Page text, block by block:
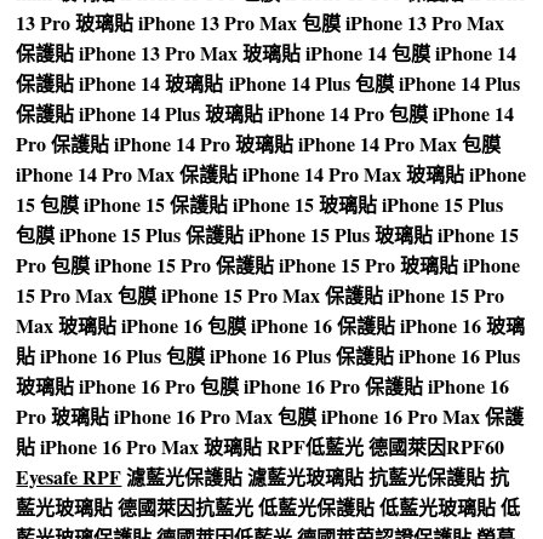
13 Pro 玻璃貼iPhone 13 Pro Max 包膜iPhone 13 Pro Max
保護貼iPhone 13 Pro Max 玻璃貼iPhone 14 包膜iPhone 14
保護貼iPhone 14 玻璃貼iPhone 14 Plus 包膜iPhone 14 Plus
保護貼iPhone 14 Plus 玻璃貼iPhone 14 Pro 包膜iPhone 14
Pro 保護貼iPhone 14 Pro 玻璃貼iPhone 14 Pro Max 包膜
iPhone 14 Pro Max 保護貼iPhone 14 Pro Max 玻璃貼iPhone
15 包膜iPhone 15 保護貼iPhone 15 玻璃貼iPhone 15 Plus
包膜iPhone 15 Plus 保護貼iPhone 15 Plus 玻璃貼iPhone 15
Pro 包膜iPhone 15 Pro 保護貼iPhone 15 Pro 玻璃貼iPhone
15 Pro Max 包膜iPhone 15 Pro Max 保護貼iPhone 15 Pro
Max 玻璃貼iPhone 16 包膜iPhone 16 保護貼iPhone 16 玻璃
貼iPhone 16 Plus 包膜iPhone 16 Plus 保護貼iPhone 16 Plus
玻璃貼iPhone 16 Pro 包膜iPhone 16 Pro 保護貼iPhone 16
Pro 玻璃貼iPhone 16 Pro Max 包膜iPhone 16 Pro Max 保護
貼iPhone 16 Pro Max 玻璃貼RPF低藍光德國萊因RPF60
Eyesafe RPF濾藍光保護貼濾藍光玻璃貼抗藍光保護貼抗
藍光玻璃貼德國萊因抗藍光低藍光保護貼低藍光玻璃貼低